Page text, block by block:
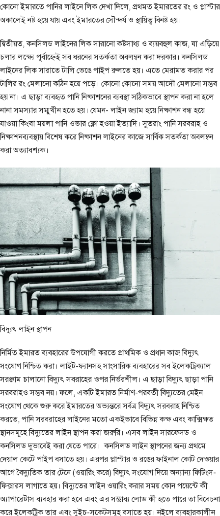
কোনো ইমারতে পানির লাইনে লিক দেখা দিলে, প্রথমত ইমারতের রং ও প্লাস্টার
অকালেই নষ্ট হয়ে যায় এবং ইমারতের সৌন্দর্য ও স্থায়িত্ব বিনষ্ট হয়।
দ্বিতীয়ত, কনসিলড লাইনের লিক সারানো কষ্টসাধ্য ও ব্যয়বহুল কাজ, যা এড়িয়ে
চলার লক্ষ্যে পূর্বাহ্নেই সব ধরনের সতর্কতা অবলম্বন করা দরকার। কনসিলড
লাইনের লিক সারাতে টালি ভেঙে পাইপ রুলতে হয়। এতে মেরামত করার পর
টালির রং মেলানো কঠিন হয়ে পড়ে। কোনো কোনো সময় আদৌ মেলানো সম্ভব
হয় না। এ ছাড়া ব্যবহৃত পানি নিষ্কাশনের ব্যবস্থা সঠিকভাবে স্থাপন করা না হলে
নানা সমস্যার সম্মুখীন হতে হয়। যেমন- লাইন জ্যাম হয়ে নিষ্কাশন বন্ধ হয়ে
যাওয়া কিংবা ময়লা পানি ওভার ফ্লো হওয়া ইত্যাদি। সুতরাং পানি সরবরাহ ও
নিষ্কাশনব্যবস্থায় বিশেষ করে নিষ্কাশন লাইনের কাজে সার্বিক সতর্কতা অবলম্বন
করা অত্যাবশ্যক।
বিদ্যুৎ লাইন স্থাপন
নির্মিত ইমারত ব্যবহারের উপযোগী করতে প্রাথমিক ও প্রধান কাজ বিদ্যুৎ
সংযোগ নিশ্চিত করা। লাইট-ফ্যানসহ সাংসারিক ব্যবহারের সব ইলেকট্রিক্যাল
সরঞ্জাম চালানো বিদ্যুৎ সবরাহের ওপর নির্ভরশীল। এ ছাড়া বিদ্যুৎ ছাড়া পানি
সরবরাহও সম্ভব নয়। ফলে, একটি ইমারত নির্মাণ-পরবর্তী বিদ্যুতের মেইন
সংযোগ থেকে শুরু করে ইমারতের অভ্যন্তরে সর্বত্র বিদ্যুৎ সরবরাহ নিশ্চিত
করতে, পানি সরবরাহের লাইনের মতো একইভাবে বিভিন্ন কক্ষ এবং কাক্সিক্ষত
স্থানসমূহে বিদ্যুতের লাইন স্থাপন করা জরুরি। এসব লাইন সারফেসড ও
কনসিলড দুভাবেই করা যেতে পারে। কনসিলড লাইন স্থাপনের জন্য প্রথমে
দেয়াল কেটে পাইপ বসাতে হয়। এরপর প্লাস্টার ও রঙের ফাইনাল কোট দেওয়ার
আগে বৈদ্যুতিক তার টেনে (ওয়ারিং করে) বিদ্যুৎ সংযোগ দিয়ে অন্যান্য ফিটিংস-
ফিক্সারস লাগাতে হয়। বিদ্যুতের লাইন ওয়ারিং করার সময় কোন পয়েন্টে কী
অ্যাপারেটাস ব্যবহার করা হবে এবং এর সম্ভাব্য লোড কী হতে পারে তা বিবেচনা
করে ইলেকট্রিক তার এবং সুইচ-সকেটসমূহ বসাতে হয়। নইলে ব্যবহারকালীন